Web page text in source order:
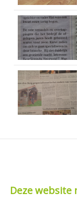
Deze website